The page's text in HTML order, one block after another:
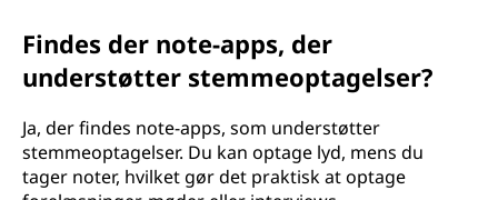
Findes der note-apps, der
understøtter stemmeoptagelser?
Ja, der findes note-apps, som understøtter
stemmeoptagelser. Du kan optage lyd, mens du
tager noter, hvilket gør det praktisk at optage